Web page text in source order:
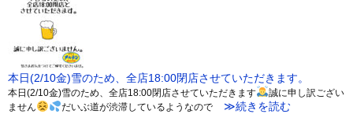
本日(2/10金)雪のため、全店18:00閉店させていただきます。
本日(2/10金)雪のため、全店18:00閉店させていただきます
誠に申し訳ござい
ません
だいぶ道が渋滞しているようなので≫続きを読む